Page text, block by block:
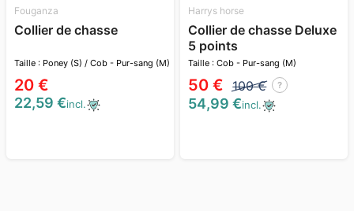
Fouganza
Collier de chasse
Taille : Poney (S) / Cob - Pur-sang (M)
/ Cheval - Full (L)
20 €
22,59 €incl.
Harrys horse
Collier de chasse Deluxe
5 points
Taille : Cob - Pur-sang (M)
50 € 100 € ?
54,99 €incl.